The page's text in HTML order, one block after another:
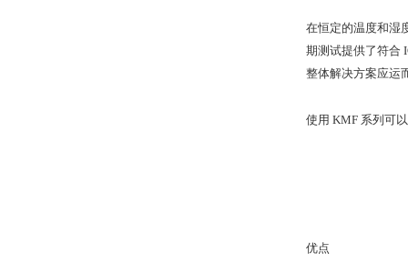
在恒定的温度和湿
期测试提供了符合
整体解决方案应运
使用 KMF 系列可
优点